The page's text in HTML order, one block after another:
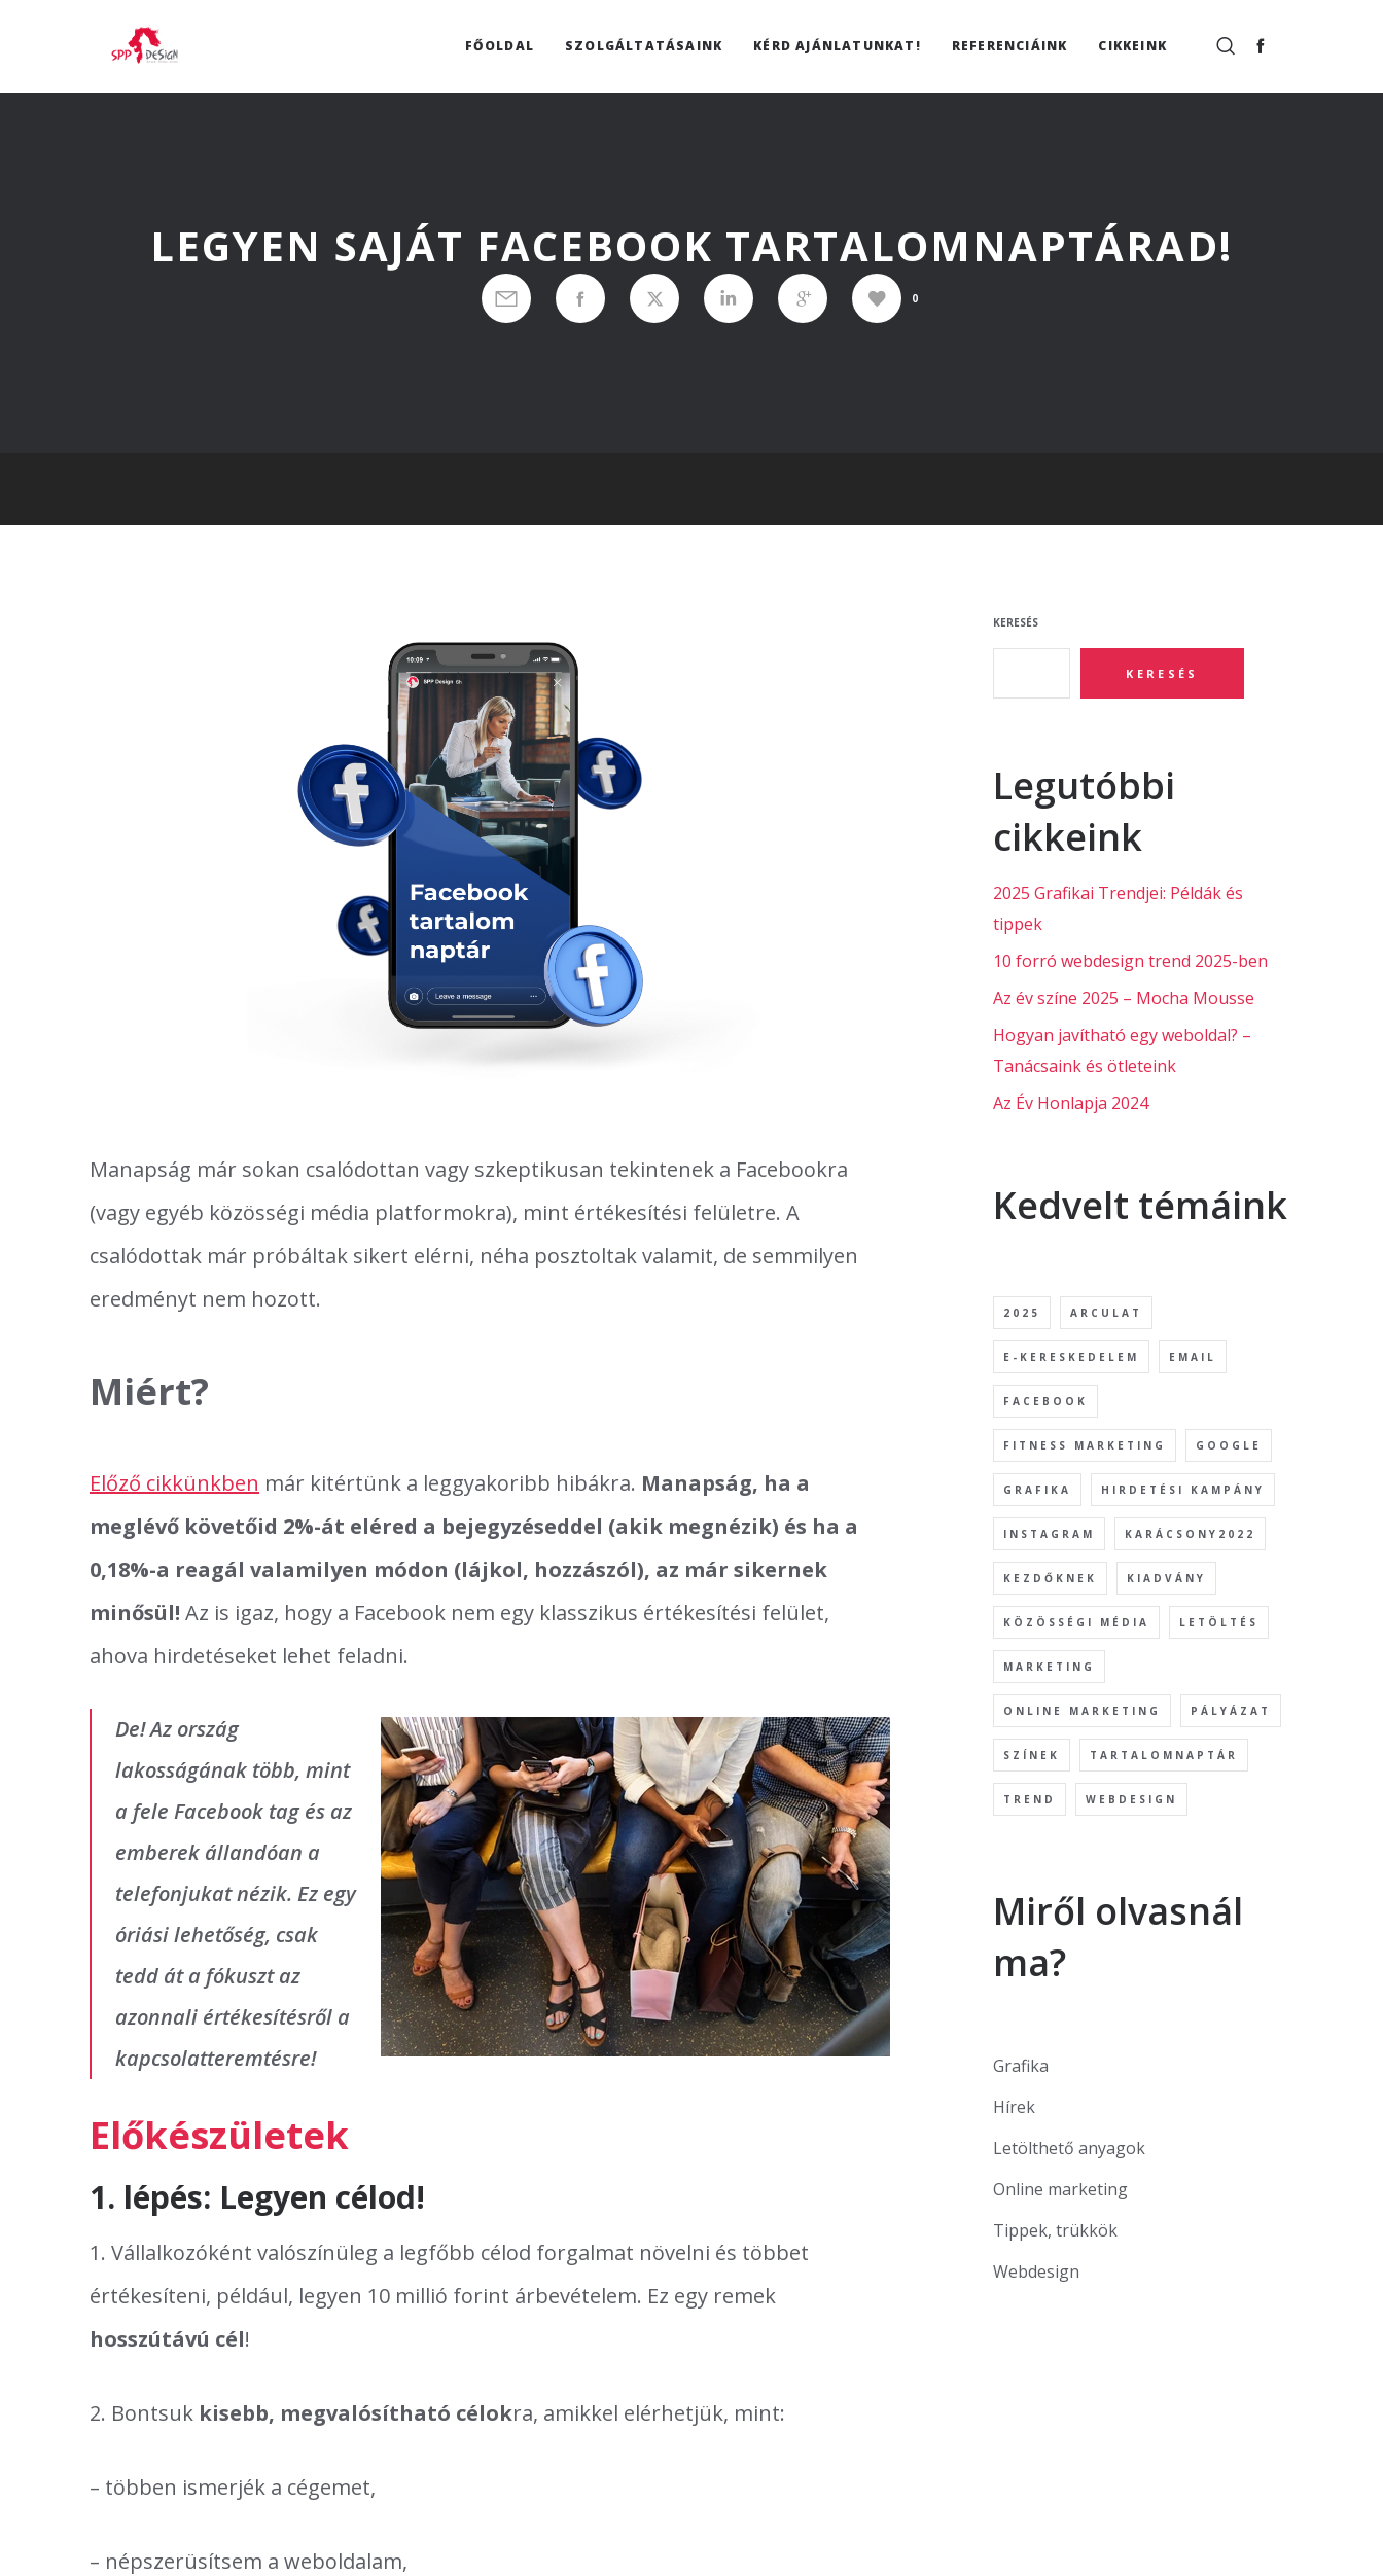
FŐOLDAL SZOLGÁLTATÁSAINK KÉRD AJÁNLATUNKAT! REFERENCIÁINK CIKKEINK
LEGYEN SAJÁT FACEBOOK TARTALOMNAPTÁRAD!
0
Manapság már sokan csalódottan vagy szkeptikusan tekintenek a Facebookra
(vagy egyéb közösségi média platformokra), mint értékesítési felületre. A
csalódottak már próbáltak sikert elérni, néha posztoltak valamit, de semmilyen
eredményt nem hozott.
Miért?
Előző cikkünkben már kitértünk a leggyakoribb hibákra. Manapság, ha a
meglévő követőid 2%-át eléred a bejegyzéseddel (akik megnézik) és ha a
0,18%-a reagál valamilyen módon (lájkol, hozzászól), az már sikernek
minősül! Az is igaz, hogy a Facebook nem egy klasszikus értékesítési felület,
ahova hirdetéseket lehet feladni.
De! Az ország
lakosságának több, mint
a fele Facebook tag és az
emberek állandóan a
telefonjukat nézik. Ez egy
óriási lehetőség, csak
tedd át a fókuszt az
azonnali értékesítésről a
kapcsolatteremtésre!
Előkészületek
1. lépés: Legyen célod!
1. Vállalkozóként valószínüleg a legfőbb célod forgalmat növelni és többet
értékesíteni, például, legyen 10 millió forint árbevételem. Ez egy remek
hosszútávú cél!
2. Bontsuk kisebb, megvalósítható célokra, amikkel elérhetjük, mint:
– többen ismerjék a cégemet,
– népszerüsítsem a weboldalam,
KERESÉS
KERESÉS
Legutóbbi
cikkeink
2025 Grafikai Trendjei: Példák és
tippek
10 forró webdesign trend 2025-ben
Az év színe 2025 – Mocha Mousse
Hogyan javítható egy weboldal? –
Tanácsaink és ötleteink
Az Év Honlapja 2024
Kedvelt témáink
2025 ARCULAT
E-KERESKEDELEM EMAIL
FACEBOOK
FITNESS MARKETING GOOGLE
GRAFIKA HIRDETÉSI KAMPÁNY
INSTAGRAM KARÁCSONY2022
KEZDŐKNEK KIADVÁNY
KÖZÖSSÉGI MÉDIA LETÖLTÉS
MARKETING
ONLINE MARKETING PÁLYÁZAT
SZÍNEK TARTALOMNAPTÁR
TREND WEBDESIGN
Miről olvasnál
ma?
Grafika
Hírek
Letölthető anyagok
Online marketing
Tippek, trükkök
Webdesign